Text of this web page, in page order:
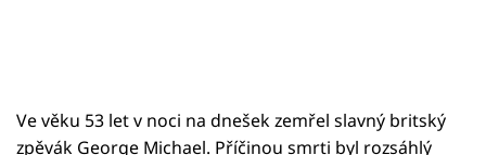
Ve věku 53 let v noci na dnešek zemřel slavný britský
zpěvák George Michael. Příčinou smrti byl rozsáhlý